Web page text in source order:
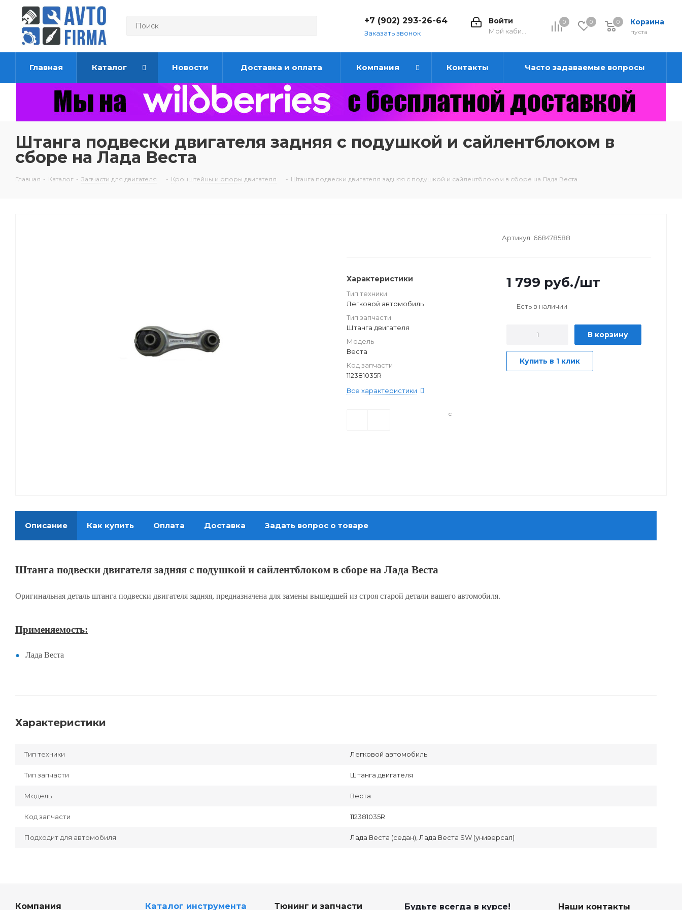
0 0 Корзина
0
пуста
0
Войти
+7 (902) 293-26-64
Заказать звонок
Главная Каталог Новости Доставка и оплата Компания Контакты Часто задаваемые вопросы
Штанга подвески двигателя задняя с подушкой и сайлентблоком в
сборе на Лада Веста
Главная - Каталог - Запчасти для двигателя - Кронштейны и опоры двигателя - Штанга подвески двигателя задняя с подушкой и сайлентблоком в сборе на Лада Веста
Артикул: 668478588
Характеристики
Тип техники
Легковой автомобиль
Тип запчасти
Штанга двигателя
Модель
Веста
Код запчасти
112381035R
Все характеристики
1 799 руб./шт
Есть в наличии
В корзину
Купить в 1 клик
с
Описание Как купить Оплата Доставка Задать вопрос о товаре
Штанга подвески двигателя задняя с подушкой и сайлентблоком в сборе на Лада Веста
Оригинальная деталь штанга подвески двигателя задняя, предназначена для замены вышедшей из строя старой детали вашего автомобиля.
Применяемость:
Лада Веста
Характеристики
Тип техники Легковой автомобиль
Тип запчасти Штанга двигателя
Модель Веста
Код запчасти 112381035R
Подходит для автомобиля Лада Веста (седан), Лада Веста SW (универсал)
Компания Каталог инструмента Тюнинг и запчасти Будьте всегда в курсе! Наши контакты